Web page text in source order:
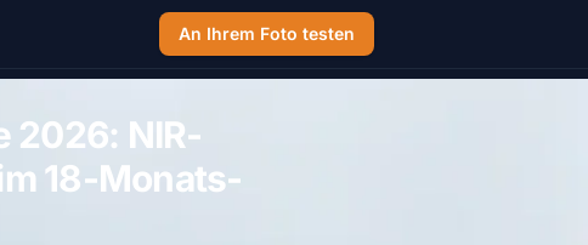
An Ihrem Foto testen
2026: NIR-
18-Monats-